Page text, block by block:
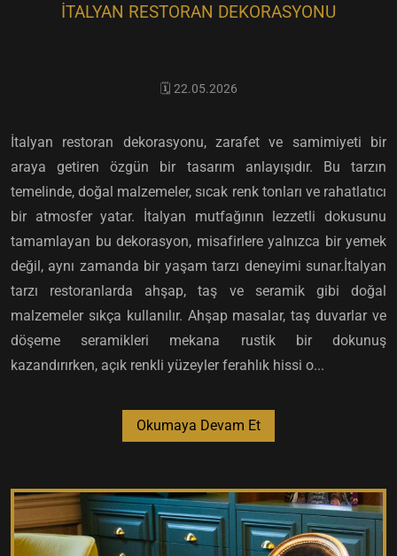
İTALYAN RESTORAN DEKORASYONU
🗓️ 22.05.2026
İtalyan restoran dekorasyonu, zarafet ve samimiyeti bir
araya getiren özgün bir tasarım anlayışıdır. Bu tarzın
temelinde, doğal malzemeler, sıcak renk tonları ve rahatlatıcı
bir atmosfer yatar. İtalyan mutfağının lezzetli dokusunu
tamamlayan bu dekorasyon, misafirlere yalnızca bir yemek
değil, aynı zamanda bir yaşam tarzı deneyimi sunar.İtalyan
tarzı restoranlarda ahşap, taş ve seramik gibi doğal
malzemeler sıkça kullanılır. Ahşap masalar, taş duvarlar ve
döşeme seramikleri mekana rustik bir dokunuş
kazandırırken, açık renkli yüzeyler ferahlık hissi o...
Okumaya Devam Et